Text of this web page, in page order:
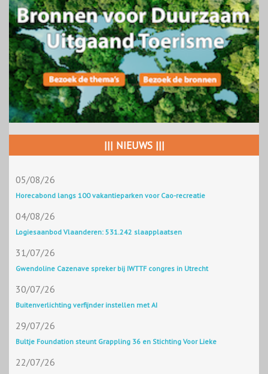
||| NIEUWS |||
05/08/26
Horecabond langs 100 vakantieparken voor Cao-recreatie
04/08/26
Logiesaanbod Vlaanderen: 531.242 slaapplaatsen
31/07/26
Gwendoline Cazenave spreker bij IWTTF congres in Utrecht
30/07/26
Buitenverlichting verfijnder instellen met AI
29/07/26
Bultje Foundation steunt Grappling 36 en Stichting Voor Lieke
22/07/26